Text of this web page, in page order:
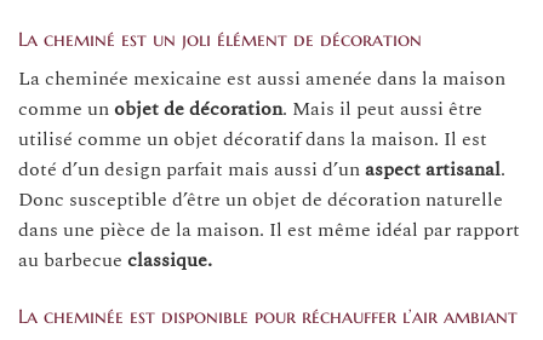
La cheminé est un joli élément de décoration
La cheminée mexicaine est aussi amenée dans la maison
comme unobjet de décoration. Mais il peut aussi être
utilisé comme un objet décoratif dans la maison. Il est
doté d’un design parfait mais aussi d’unaspect artisanal.
Donc susceptible d’être un objet de décoration naturelle
dans une pièce de la maison. Il est même idéal par rapport
au barbecue classique.
La cheminée est disponible pour réchauffer l’air ambiant